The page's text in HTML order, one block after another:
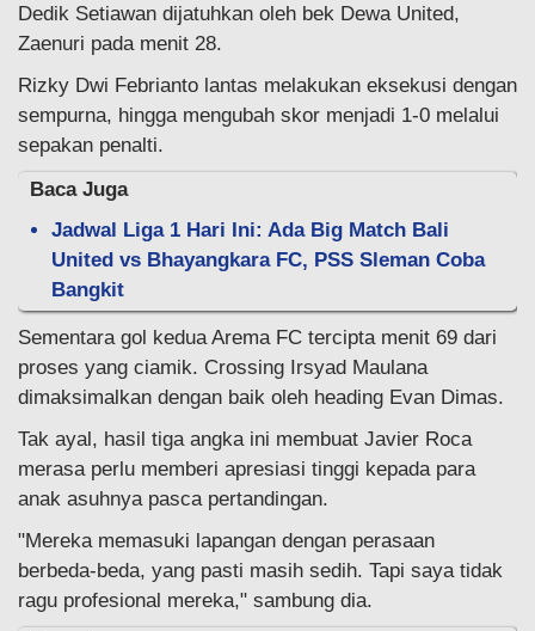
Dedik Setiawan dijatuhkan oleh bek Dewa United,
Zaenuri pada menit 28.
Rizky Dwi Febrianto lantas melakukan eksekusi dengan
sempurna, hingga mengubah skor menjadi 1-0 melalui
sepakan penalti.
Baca Juga
Jadwal Liga 1 Hari Ini: Ada Big Match Bali
United vs Bhayangkara FC, PSS Sleman Coba
Bangkit
Sementara gol kedua Arema FC tercipta menit 69 dari
proses yang ciamik. Crossing Irsyad Maulana
dimaksimalkan dengan baik oleh heading Evan Dimas.
Tak ayal, hasil tiga angka ini membuat Javier Roca
merasa perlu memberi apresiasi tinggi kepada para
anak asuhnya pasca pertandingan.
"Mereka memasuki lapangan dengan perasaan
berbeda-beda, yang pasti masih sedih. Tapi saya tidak
ragu profesional mereka," sambung dia.